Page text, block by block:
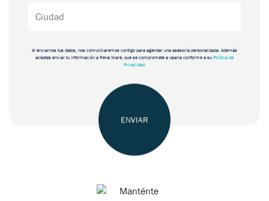
Al enviarnos tus datos, nos comunicaremos contigo para agendar una asesoría personalizada. Además
aceptas enviar tu información a Rena Ware, que se compromete a usarla conforme a suPolítica de
Privacidad.